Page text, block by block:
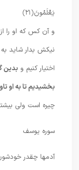
يَعْلَمُونَ﴿۲۱﴾
و آن كس كه او را
نيكش بدار شايد
اختيار كنيم و بدين
بخشيديم تا به او
چيره است ولى
سوره یوسف
آدمها چقدر